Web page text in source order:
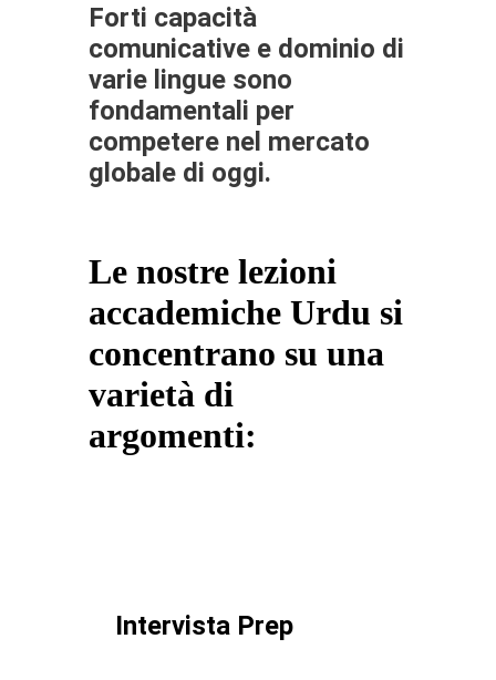
Forti capacità
comunicative e dominio di
varie lingue sono
fondamentali per
competere nel mercato
globale di oggi.
Le nostre lezioni
accademiche Urdu si
concentrano su una
varietà di
argomenti:
Intervista Prep